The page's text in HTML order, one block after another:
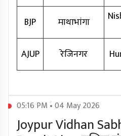
BJP
माथाभांगा
AJUP
रेजिनगर
05:16 PM • 04 May 2026
Joypur Vidhan